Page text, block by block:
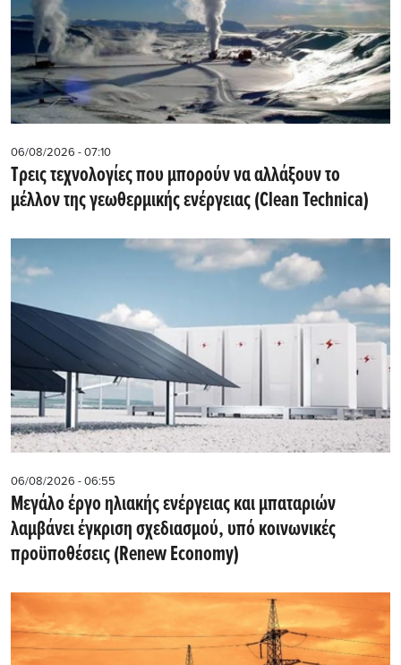
06/08/2026 - 07:10
Τρεις τεχνολογίες που μπορούν να αλλάξουν το
μέλλον της γεωθερμικής ενέργειας (Clean Technica)
06/08/2026 - 06:55
Μεγάλο έργο ηλιακής ενέργειας και μπαταριών
λαμβάνει έγκριση σχεδιασμού, υπό κοινωνικές
προϋποθέσεις (Renew Economy)